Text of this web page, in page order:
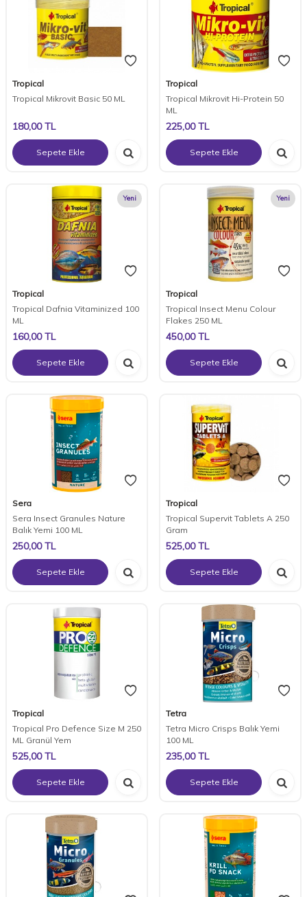
Tropical
Tropical Mikrovit Basic 50 ML
180,00TL
Sepete Ekle
Tropical
Tropical Mikrovit Hi-Protein 50
ML
225,00TL
Sepete Ekle
Yeni
Tropical
Tropical Dafnia Vitaminized 100
ML
160,00TL
Sepete Ekle
Yeni
Tropical
Tropical Insect Menu Colour
Flakes 250 ML
450,00TL
Sepete Ekle
Sera
Sera Insect Granules Nature
Balık Yemi 100 ML
250,00TL
Sepete Ekle
Tropical
Tropical Supervit Tablets A 250
Gram
525,00TL
Sepete Ekle
Tropical
Tropical Pro Defence Size M 250
ML Granül Yem
525,00TL
Sepete Ekle
Tetra
Tetra Micro Crisps Balık Yemi
100 ML
235,00TL
Sepete Ekle